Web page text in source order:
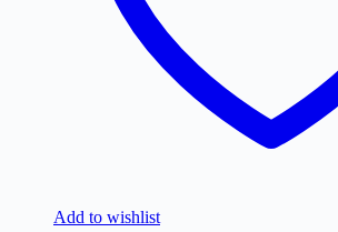
Add to wishlist